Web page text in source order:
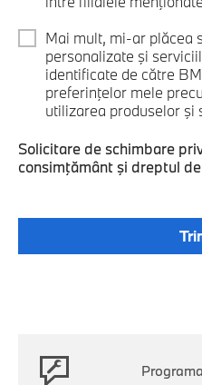
Mai mult, mi-ar plăcea
personalizate şi
identificate de către
preferinţelor mele
utilizarea produselor şi
Solicitare de schimbare
consimţământ şi dreptul